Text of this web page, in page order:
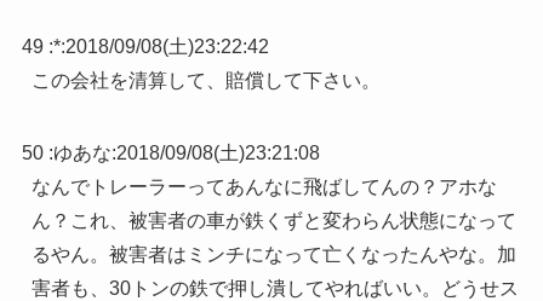
49 :*:2018/09/08(土)23:22:42
この会社を清算して、賠償して下さい。
50 :ゆあな:2018/09/08(土)23:21:08
なんでトレーラーってあんなに飛ばしてんの？アホな
ん？これ、被害者の車が鉄くずと変わらん状態になって
るやん。被害者はミンチになって亡くなったんやな。加
害者も、30トンの鉄で押し潰してやればいい。どうせス